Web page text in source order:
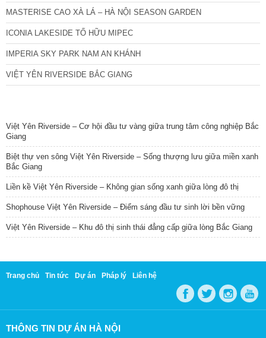
MASTERISE CAO XÀ LÁ – HÀ NỘI SEASON GARDEN
ICONIA LAKESIDE TỐ HỮU MIPEC
IMPERIA SKY PARK NAM AN KHÁNH
VIỆT YÊN RIVERSIDE BẮC GIANG
Việt Yên Riverside – Cơ hội đầu tư vàng giữa trung tâm công nghiệp Bắc
Giang
Biệt thự ven sông Việt Yên Riverside – Sống thượng lưu giữa miền xanh
Bắc Giang
Liền kề Việt Yên Riverside – Không gian sống xanh giữa lòng đô thị
Shophouse Việt Yên Riverside – Điểm sáng đầu tư sinh lời bền vững
Việt Yên Riverside – Khu đô thị sinh thái đẳng cấp giữa lòng Bắc Giang
Trang chủ Tin tức Dự án Pháp lý Liên hệ
THÔNG TIN DỰ ÁN HÀ NỘI